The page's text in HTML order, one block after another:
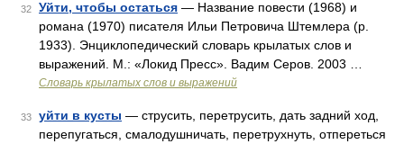
32 Уйти, чтобы остаться — Название повести (1968) и
романа (1970) писателя Ильи Петровича Штемлера (р.
1933). Энциклопедический словарь крылатых слов и
выражений. М.: «Локид Пресс». Вадим Серов. 2003 …
Словарь крылатых слов и выражений
33 уйти в кусты — струсить, перетрусить, дать задний ход,
перепугаться, смалодушничать, перетрухнуть, отпереться